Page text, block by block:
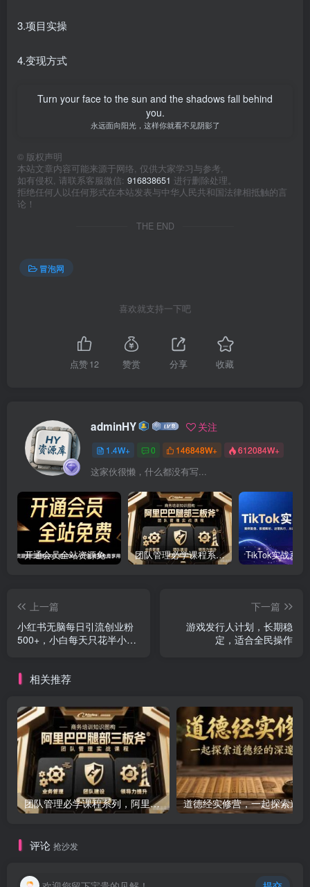
3.项目实操
4.变现方式
Turn your face to the sun and the shadows fall behind
you.
永远面向阳光，这样你就看不见阴影了
© 版权声明
本站文章内容可能来源于网络, 仅供大家学习与参考,
如有侵权, 请联系客服微信: 916838651 进行删除处理。
拒绝任何人以任何形式在本站发表与中华人民共和国法律相抵触的言
论！
THE END
冒泡网
喜欢就支持一下吧
点赞12 赞赏 分享 收藏
adminHY 关注
1.4W+ 0 146848W+ 612084W+
这家伙很懒，什么都没有写...
开通会员全站资源免费下载 开通VIP会员 HY资源库 团队管理必学课程系列，阿里巴巴“腿部三板斧”
上一篇
小红书无脑每日引流创业粉
500+，小白每天只花半小
下一篇
游戏发行人计划，长期稳
定，适合全民操作
相关推荐
团队管理必学课程系列，阿里巴巴“腿部三板斧”
评论 抢沙发